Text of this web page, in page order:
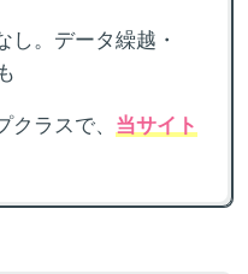
し。データ繰越・
ラスで、 当サイト